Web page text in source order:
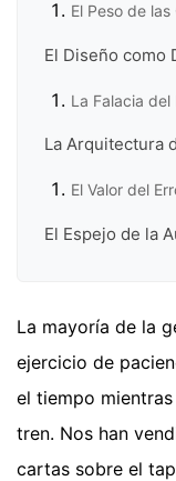
El Peso de
El Diseño como
La Falacia
La Arquitectura
El Valor del
El Espejo de la
La mayoría de la
ejercicio de
el tiempo
tren. Nos han
cartas sobre el